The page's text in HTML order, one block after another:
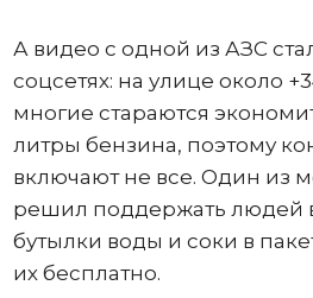
А видео с одной из АЗС
соцсетях: на улице около
многие стараются
литры бензина, поэтому
включают не все. Один из
решил поддержать людей
бутылки воды и соки в
их бесплатно.